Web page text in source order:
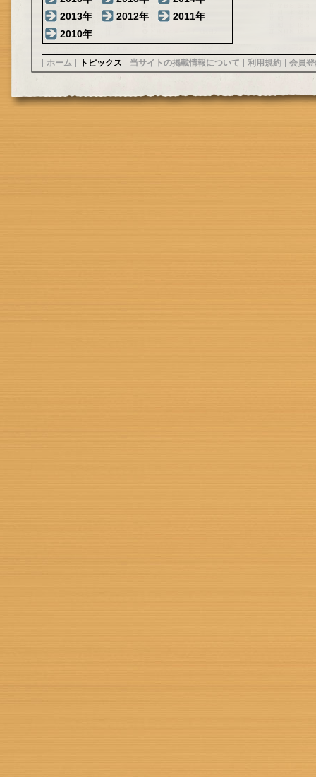
2013年
2012年
2011年
2010年
ホーム トピックス 当サイトの掲載情報について 利用規約 会員